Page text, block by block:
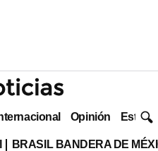
Opinión Estilo
BRASIL BANDERA DE